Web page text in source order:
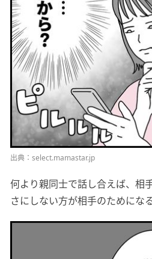
出典：select.mamastar.jp
何より親同士で話し合えば、相
さにしない方が相手のためにな